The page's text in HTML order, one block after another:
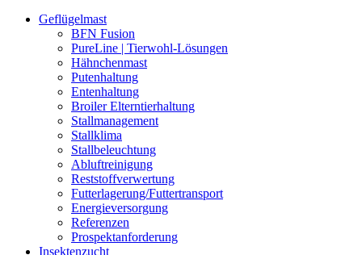
Geflügelmast
BFN Fusion
PureLine | Tierwohl-Lösungen
Hähnchenmast
Putenhaltung
Entenhaltung
Broiler Elterntierhaltung
Stallmanagement
Stallklima
Stallbeleuchtung
Abluftreinigung
Reststoffverwertung
Futterlagerung/Futtertransport
Energieversorgung
Referenzen
Prospektanforderung
Insektenzucht